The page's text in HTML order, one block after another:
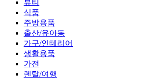
뷰티
식품
주방용품
출산/유아동
가구/인테리어
생활용품
가전
렌탈/여행